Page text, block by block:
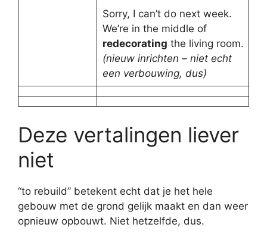
Sorry, I can’t do next week.
We’re in the middle of
redecorating the living room.
(nieuw inrichten – niet echt
een verbouwing, dus)
Deze vertalingen liever
niet
“to rebuild” betekent echt dat je het hele
gebouw met de grond gelijk maakt en dan weer
opnieuw opbouwt. Niet hetzelfde, dus.